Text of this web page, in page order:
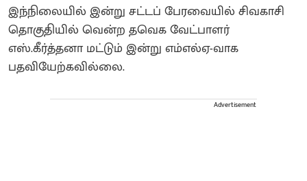
இந்நிலையில் இன்று சட்டப் பேரவையில் சிவகாசி
தொகுதியில் வென்ற தவெக வேட்பாளர்
எஸ்.கீர்த்தனா மட்டும் இன்று எம்எல்ஏ-வாக
பதவியேற்கவில்லை.
Advertisement